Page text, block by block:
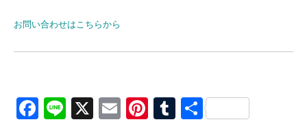
お問い合わせはこちらから
Facebook
Line
X EmailPinterest
Tumblr
共